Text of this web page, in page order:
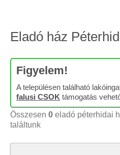
Eladó ház
Figyelem!
A településen található
falusi CSOK támogatás
Összesen 0 eladó péterhidai
találtunk